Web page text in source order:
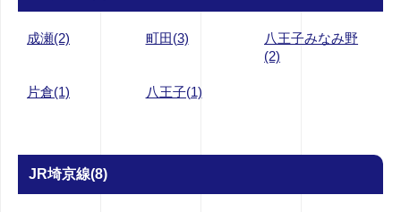
成瀬(2) 町田(3)
八王子みなみ野
(2)
片倉(1) 八王子(1)
JR埼京線(8)